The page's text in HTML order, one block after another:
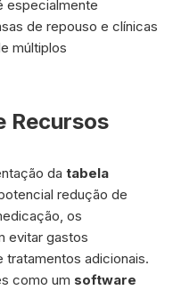
especialmente
de repouso e clínicas
múltiplos
Recursos
da tabela
redução de
os
evitar gastos
adicionais.
como um software